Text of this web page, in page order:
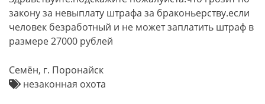
закону за невыплату штрафа за браконьерству.если
человек безработный и не может заплатить штраф в
размере 27000 рублей
Семён, г. Поронайск
незаконная охота